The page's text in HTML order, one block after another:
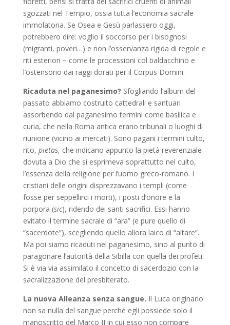
sgozzati nel Tempio, ossia tutta l’economia sacrale
immolatoria. Se Osea e Gesù parlassero oggi,
potrebbero dire: voglio il soccorso per i bisognosi
(migranti, poveri…) e non l’osservanza rigida di regole e
riti esteriori − come le processioni col baldacchino e
l’ostensorio dai raggi dorati per il Corpus Domini.
Ricaduta nel paganesimo? Sfogliando l’album del
passato abbiamo costruito cattedrali e santuari
assorbendo dal paganesimo termini come basilica e
curia, che nella Roma antica erano tribunali o luoghi di
riunione (vicino ai mercati). Sono pagani i termini culto,
rito, pietas, che indicano appunto la pietà reverenziale
dovuta a Dio che si esprimeva soprattutto nel culto,
l’essenza della religione per l’uomo greco-romano. I
cristiani delle origini disprezzavano i templi (come
fosse per seppellirci i morti), i posti d’onore e la
porpora (sic), ridendo dei santi sacrifici. Essi hanno
evitato il termine sacrale di “ara” (e pure quello di
“sacerdote”), scegliendo quello allora laico di “altare”.
Ma poi siamo ricaduti nel paganesimo, sino al punto di
paragonare l’autorità della Sibilla con quella dei profeti.
Si è via via assimilato il concetto di sacerdozio con la
sacralizzazione del presbiterato.
La nuova Alleanza senza sangue. Il Luca originario
non sa nulla del sangue perché egli possiede solo il
manoscritto del Marco II in cui esso non compare